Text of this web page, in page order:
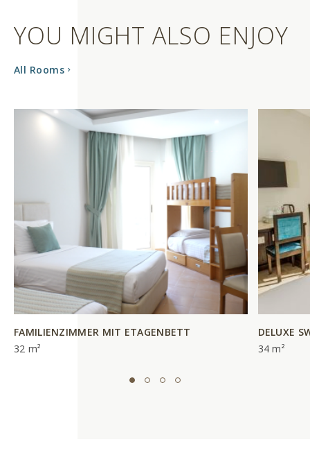
YOU MIGHT ALSO ENJOY
All Rooms
FAMILIENZIMMER MIT ETAGENBETT
32 m²
DELUXE
34 m²